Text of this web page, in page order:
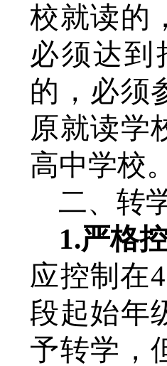
校就读的
必须达到
的，必须
原就读学
高中学校。
二、转
1.严格
应控制在
段起始年
予转学